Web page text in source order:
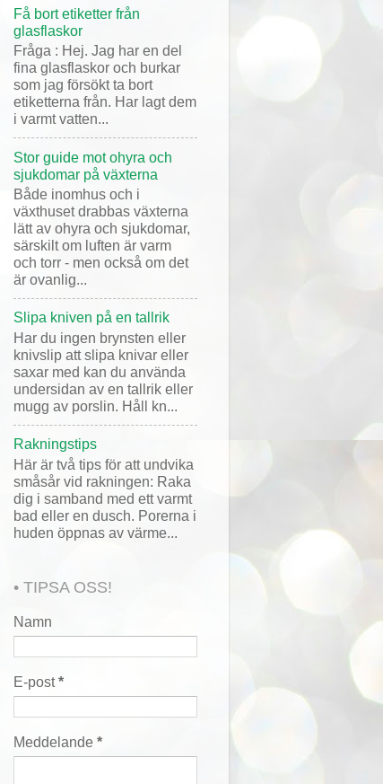
Få bort etiketter från
glasflaskor
Fråga : Hej. Jag har en del
fina glasflaskor och burkar
som jag försökt ta bort
etiketterna från. Har lagt dem
i varmt vatten...
Stor guide mot ohyra och
sjukdomar på växterna
Både inomhus och i
växthuset drabbas växterna
lätt av ohyra och sjukdomar,
särskilt om luften är varm
och torr - men också om det
är ovanlig...
Slipa kniven på en tallrik
Har du ingen brynsten eller
knivslip att slipa knivar eller
saxar med kan du använda
undersidan av en tallrik eller
mugg av porslin. Håll kn...
Rakningstips
Här är två tips för att undvika
småsår vid rakningen: Raka
dig i samband med ett varmt
bad eller en dusch. Porerna i
huden öppnas av värme...
• TIPSA OSS!
Namn
E-post*
Meddelande *